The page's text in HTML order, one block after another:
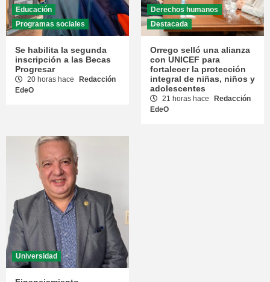
Educación
Programas sociales
Se habilita la segunda
inscripción a las Becas
Progresar
20 horas hace
Redacción
EdeO
Derechos humanos
Destacada
Orrego selló una alianza
con UNICEF para
fortalecer la protección
integral de niñas, niños y
adolescentes
21 horas hace
Redacción
EdeO
Universidad